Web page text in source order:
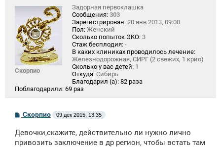
Скорпио
Задорная первоклашка
Сообщения: 303
Зарегистрирован: 20 янв 2013, 09:00
Пол: Женский
Сколько попыток ЭКО: 3
Стаж бесплодия: -
В каких клиниках проводилось лечение:
Железнодорожная, СИРГ (2 свежих, 1 крио)
Сколько у вас детей: 1
Откуда: Сибирь
Благодарил (а): 82 раза
Поблагодарили: 69 раз
С
о
б
щ
Скорпио 09 дек 2015, 13:35
Девочки,скажите, действительно ли нужно лично
привозить заключение в др регион, чтобы встать там